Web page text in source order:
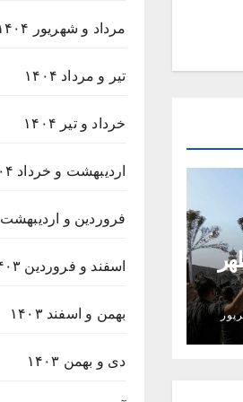
مرداد و شهریور ۱۴۰۴
تیر و مرداد ۱۴۰۴
خرداد و تیر ۱۴۰۴
اردیبهشت و خرداد ۱۴۰۴
فروردین و اردیبهشت ۱۴۰۴
اسفند و فروردین ۱۴۰۳
بهمن و اسفند ۱۴۰۳
دی و بهمن ۱۴۰۳